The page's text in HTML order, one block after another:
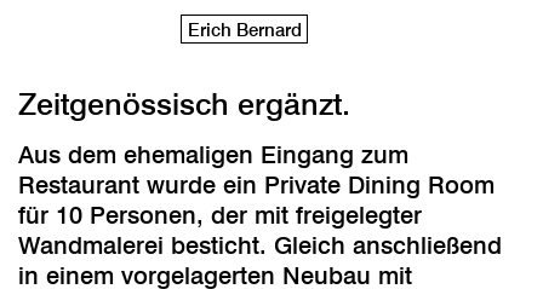
Erich Bernard
Zeitgenössisch ergänzt.
Aus dem ehemaligen Eingang zum
Restaurant wurde ein Private Dining Room
für 10 Personen, der mit freigelegter
Wandmalerei besticht. Gleich anschließend
in einem vorgelagerten Neubau mit